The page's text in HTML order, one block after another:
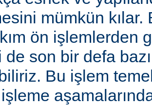
mümkün
ön işlemlerden
de son bir defa
Bu işlem